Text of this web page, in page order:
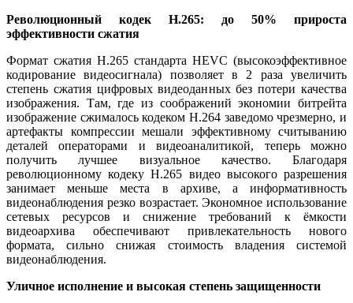
Революционный кодек H.265: до 50% прироста
эффективности сжатия
Формат сжатия H.265 стандарта HEVC (высокоэффективное
кодирование видеосигнала) позволяет в 2 раза увеличить
степень сжатия цифровых видеоданных без потери качества
изображения. Там, где из соображений экономии битрейта
изображение сжималось кодеком Н.264 заведомо чрезмерно, и
артефакты компрессии мешали эффективному считыванию
деталей операторами и видеоаналитикой, теперь можно
получить лучшее визуальное качество. Благодаря
революционному кодеку H.265 видео высокого разрешения
занимает меньше места в архиве, а информативность
видеонаблюдения резко возрастает. Экономное использование
сетевых ресурсов и снижение требований к ёмкости
видеоархива обеспечивают привлекательность нового
формата, сильно снижая стоимость владения системой
видеонаблюдения.
Уличное исполнение и высокая степень защищенности